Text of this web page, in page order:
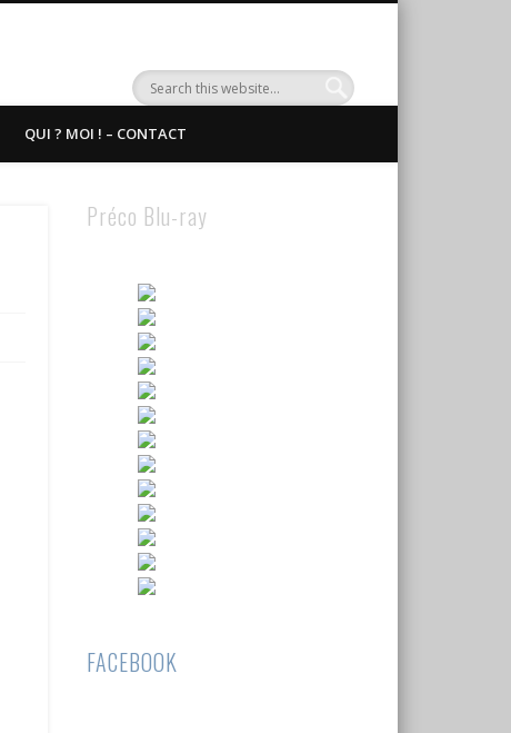
QUI ? MOI ! – CONTACT
Préco Blu-ray
FACEBOOK